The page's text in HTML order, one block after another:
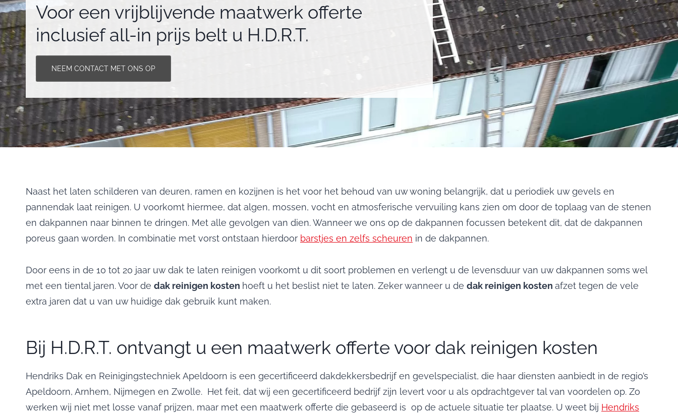
Voor een vrijblijvende maatwerk offerte
inclusief all-in prijs belt u H.D.R.T.
NEEM CONTACT MET ONS OP
Naast het laten schilderen van deuren, ramen en kozijnen is het voor het behoud van uw woning belangrijk, dat u periodiek uw gevels en
pannendak laat reinigen. U voorkomt hiermee, dat algen, mossen, vocht en atmosferische vervuiling kans zien om door de toplaag van de stenen
en dakpannen naar binnen te dringen. Met alle gevolgen van dien. Wanneer we ons op de dakpannen focussen betekent dit, dat de dakpannen
poreus gaan worden. In combinatie met vorst ontstaan hierdoor barstjes en zelfs scheuren in de dakpannen.
Door eens in de 10 tot 20 jaar uw dak te laten reinigen voorkomt u dit soort problemen en verlengt u de levensduur van uw dakpannen soms wel
met een tiental jaren. Voor de dak reinigen kosten hoeft u het beslist niet te laten. Zeker wanneer u de dak reinigen kosten afzet tegen de vele
extra jaren dat u van uw huidige dak gebruik kunt maken.
Bij H.D.R.T. ontvangt u een maatwerk offerte voor dak reinigen kosten
Hendriks Dak en Reinigingstechniek Apeldoorn is een gecertificeerd dakdekkersbedrijf en gevelspecialist, die haar diensten aanbiedt in de regio’s
Apeldoorn, Arnhem, Nijmegen en Zwolle. Het feit, dat wij een gecertificeerd bedrijf zijn levert voor u als opdrachtgever tal van voordelen op. Zo
werken wij niet met losse vanaf prijzen, maar met een maatwerk offerte die gebaseerd is op de actuele situatie ter plaatse. U weet bij Hendriks